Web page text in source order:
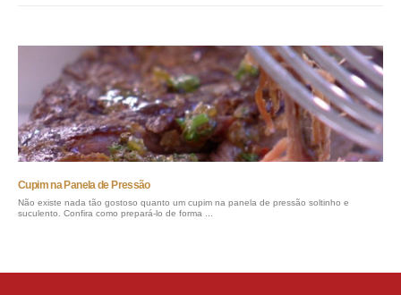
Cupim na Panela de Pressão
Não existe nada tão gostoso quanto um cupim na panela de pressão soltinho e
suculento. Confira como prepará-lo de forma ...